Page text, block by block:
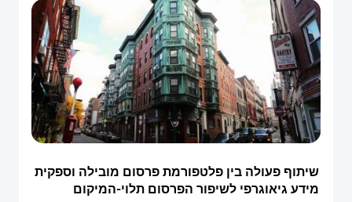
שיתוף פעולה בין פלטפורמת פרסום מובילה וספקית
מידע גיאוגרפי לשיפור הפרסום תלוי-המיקום